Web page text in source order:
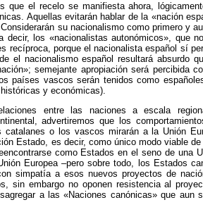
que el recelo se manifiesta ahora,
Aquellas evitarán hablar de la «nación
su nacionalismo como primero y
decir, los «nacionalistas autonómicos», que
recíproca, porque el nacionalista español sí
el nacionalismo español resultará absurdo
semejante apropiación será percibida
países vascos serán tenidos como
y económicas).
entre las naciones a escala
advertiremos que los
catalanes o los vascos mirarán a la Unión
Estado, es decir, como único modo viable de
como Estados en el seno de una
Europea –pero sobre todo, los Estados
simpatía a esos nuevos proyectos de
sin embargo no oponen resistencia al
a las «Naciones canónicas» que aun